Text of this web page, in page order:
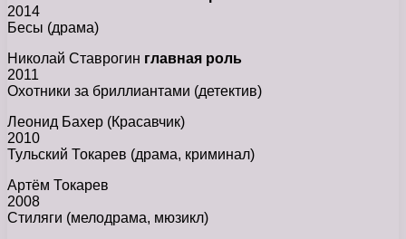
2014
Бесы (драма)
Николай Ставрогин главная роль
2011
Охотники за бриллиантами (детектив)
Леонид Бахер (Красавчик)
2010
Тульский Токарев (драма, криминал)
Артём Токарев
2008
Стиляги (мелодрама, мюзикл)